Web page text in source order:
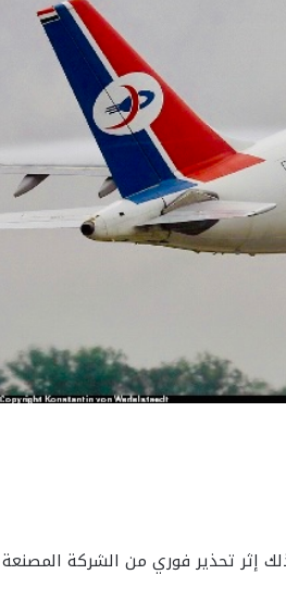
الجوية اليمنية سلامة طائراتها من طراز إيرباص 320، وذلك إثر تحذير فوري من الشركة المصنعة